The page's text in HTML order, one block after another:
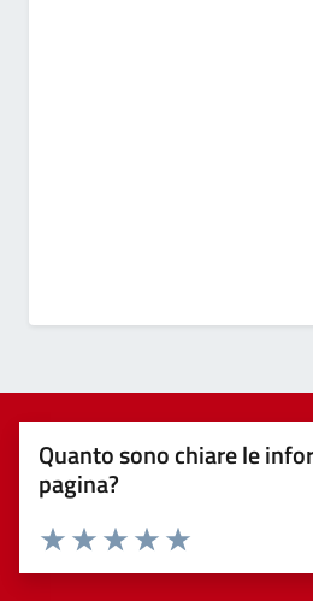
Quanto sono chiare le
pagina?
Valuta 5 stelle su
Valuta 4 stelle su 5
Valuta 3 stelle su 5
Valuta 2 stelle su 5
Valuta 1 stelle su 5